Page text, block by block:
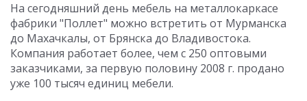
На сегодняшний день мебель на металлокаркасе
фабрики "Поллет" можно встретить от Мурманска
до Махачкалы, от Брянска до Владивостока.
Компания работает более, чем с 250 оптовыми
заказчиками, за первую половину 2008 г. продано
уже 100 тысяч единиц мебели.